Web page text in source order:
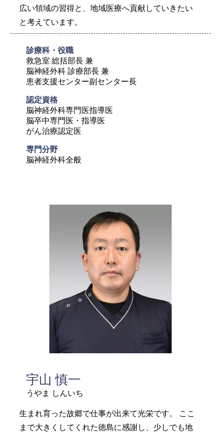
広い領域の習得と、地域医療へ貢献していきたい
と考えています。
診療科・役職
救急室 総括部長 兼
脳神経外科 診療部長 兼
患者支援センター副センター長
認定資格
脳神経外科専門医指導医
脳卒中専門医・指導医
がん治療認定医
専門分野
脳神経外科全般
宇山 慎一
うやま しんいち
生まれ育った故郷で仕事が出来て光栄です。 ここ
まで大きくしてくれた徳島に感謝し、少しでも地